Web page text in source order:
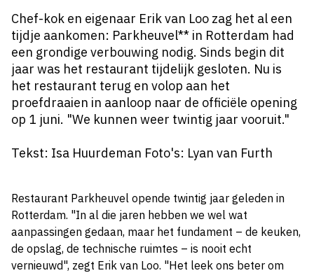
Chef-kok en eigenaar Erik van Loo zag het al een
tijdje aankomen: Parkheuvel** in Rotterdam had
een grondige verbouwing nodig. Sinds begin dit
jaar was het restaurant tijdelijk gesloten. Nu is
het restaurant terug en volop aan het
proefdraaien in aanloop naar de officiële opening
op 1 juni. "We kunnen weer twintig jaar vooruit."
Tekst: Isa Huurdeman Foto's: Lyan van Furth
Restaurant Parkheuvel opende twintig jaar geleden in
Rotterdam. "In al die jaren hebben we wel wat
aanpassingen gedaan, maar het fundament – de keuken,
de opslag, de technische ruimtes – is nooit echt
vernieuwd", zegt Erik van Loo. "Het leek ons beter om